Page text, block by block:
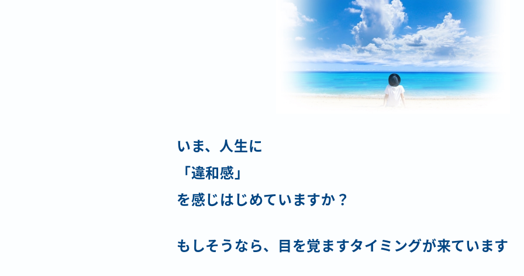
いま、人生に
「違和感」
を感じはじめていますか？
もしそうなら、目を覚ますタイミングが来ています